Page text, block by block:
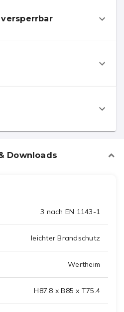
Downloads
3 nach EN 1143-1
leichter Brandschutz
Wertheim
H87.8 x B85 x T75.4